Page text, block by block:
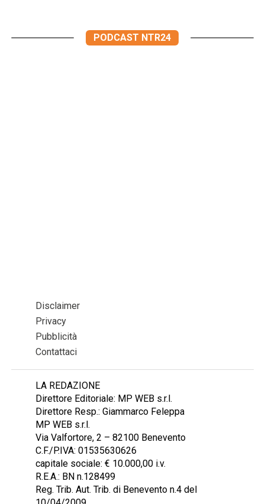
PODCAST NTR24
Disclaimer
Privacy
Pubblicità
Contattaci
LA REDAZIONE
Direttore Editoriale: MP WEB s.r.l.
Direttore Resp.: Giammarco Feleppa
MP WEB s.r.l.
Via Valfortore, 2 – 82100 Benevento
C.F./P.IVA: 01535630626
capitale sociale: € 10.000,00 i.v.
R.E.A.: BN n.128499
Reg. Trib. Aut. Trib. di Benevento n.4 del